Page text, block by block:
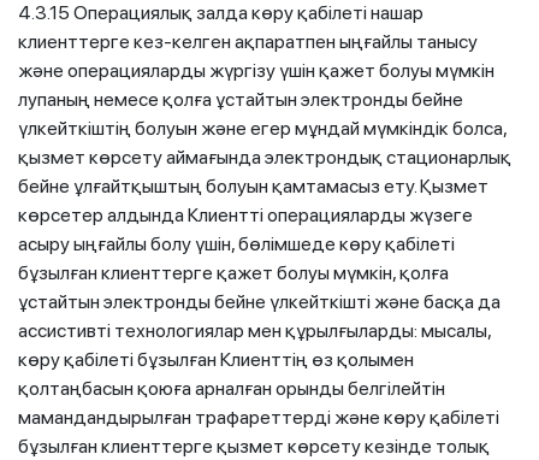
4.3.15 Операциялық залда көру қабілеті нашар
клиенттерге кез-келген ақпаратпен ыңғайлы танысу
және операцияларды жүргізу үшін қажет болуы мүмкін
лупаның немесе қолға ұстайтын электронды бейне
үлкейткіштің болуын және егер мұндай мүмкіндік болса,
қызмет көрсету аймағында электрондық стационарлық
бейне ұлғайтқыштың болуын қамтамасыз ету. Қызмет
көрсетер алдында Клиентті операцияларды жүзеге
асыру ыңғайлы болу үшін, бөлімшеде көру қабілеті
бұзылған клиенттерге қажет болуы мүмкін, қолға
ұстайтын электронды бейне үлкейткішті және басқа да
ассистивті технологиялар мен құрылғыларды: мысалы,
көру қабілеті бұзылған Клиенттің өз қолымен
қолтаңбасын қоюға арналған орынды белгілейтін
мамандандырылған трафареттерді және көру қабілеті
бұзылған клиенттерге қызмет көрсету кезінде толық